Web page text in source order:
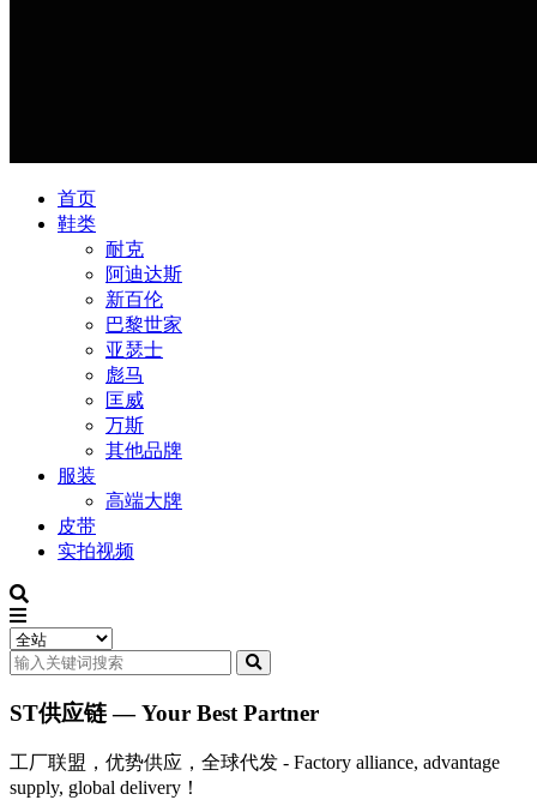
首页
鞋类
耐克
阿迪达斯
新百伦
巴黎世家
亚瑟士
彪马
匡威
万斯
其他品牌
服装
高端大牌
皮带
实拍视频
ST供应链 — Your Best Partner
工厂联盟，优势供应，全球代发 - Factory alliance, advantage
supply, global delivery！